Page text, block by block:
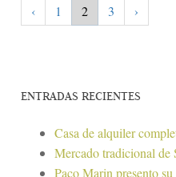
‹ 1 2 3 ›
ENTRADAS RECIENTES
Casa de alquiler
Mercado tradicional de
Paco Marin presento